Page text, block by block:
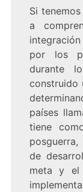
Si
a
por los
durante
construido
países
tiene
de
meta y el